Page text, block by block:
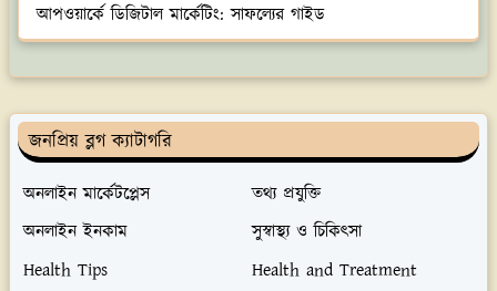
আপওয়ার্কে ডিজিটাল মার্কেটিং: সাফল্যের গাইড
জনপ্রিয় ব্লগ ক্যাটাগরি
অনলাইন মার্কেটপ্লেস
তথ্য প্রযুক্তি
অনলাইন ইনকাম
সুস্বাস্থ্য ও চিকিৎসা
Health Tips
Health and Treatment